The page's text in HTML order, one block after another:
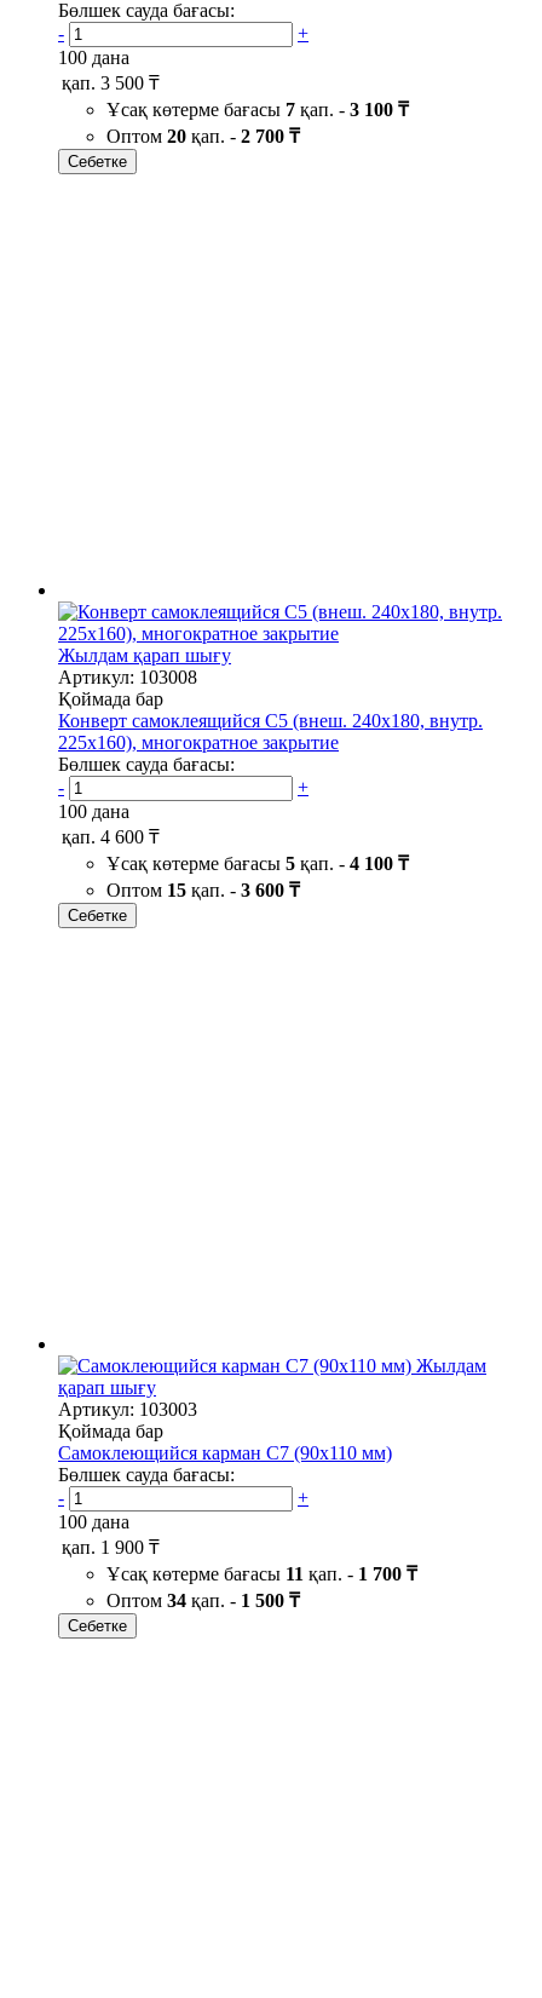
Бөлшек сауда бағасы:
-
+
100 дана
қап. 3 500 ₸
Ұсақ көтерме бағасы 7 қап. - 3 100 ₸
Оптом 20 қап. - 2 700 ₸
Себетке
Жылдам қарап шығу
Артикул: 103008
Қоймада бар
Конверт самоклеящийся С5 (внеш. 240х180, внутр.
225х160), многократное закрытие
Бөлшек сауда бағасы:
-
+
100 дана
қап. 4 600 ₸
Ұсақ көтерме бағасы 5 қап. - 4 100 ₸
Оптом 15 қап. - 3 600 ₸
Себетке
Жылдам
қарап шығу
Артикул: 103003
Қоймада бар
Самоклеющийся карман C7 (90х110 мм)
Бөлшек сауда бағасы:
-
+
100 дана
қап. 1 900 ₸
Ұсақ көтерме бағасы 11 қап. - 1 700 ₸
Оптом 34 қап. - 1 500 ₸
Себетке